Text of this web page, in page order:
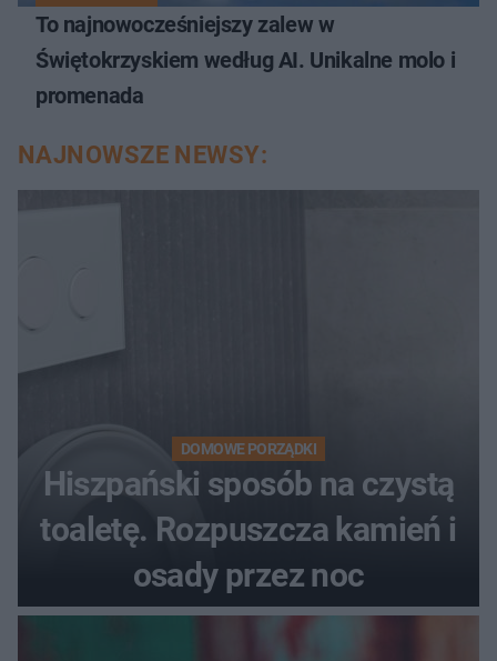
To najnowocześniejszy zalew w
Świętokrzyskiem według AI. Unikalne molo i
promenada
NAJNOWSZE NEWSY:
DOMOWE PORZĄDKI
Hiszpański sposób na czystą
toaletę. Rozpuszcza kamień i
osady przez noc